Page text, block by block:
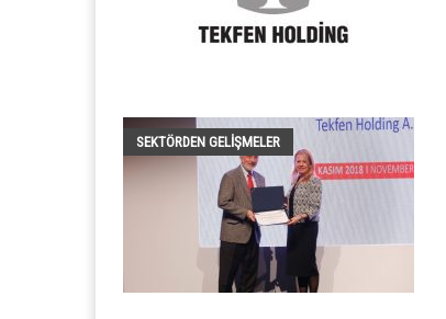
SEKTÖRDEN GELIŞMELER